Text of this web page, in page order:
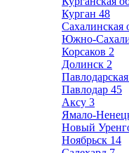
Курган 48
Сахалинская
Южно-
Корсаков 2
Долинск 2
Павлодар 45
Аксу 3
Ямало-
Новый
Ноябрьск 14